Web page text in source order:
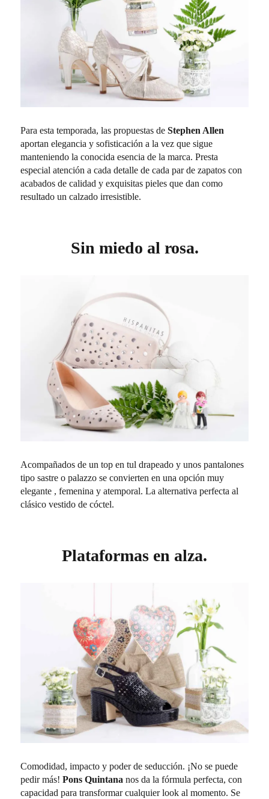
Para esta temporada, las propuestas deStephen Allen
aportan elegancia y sofisticación a la vez que sigue
manteniendo la conocida esencia de la marca. Presta
especial atención a cada detalle de cada par de zapatos con
acabados de calidad y exquisitas pieles que dan como
resultado un calzado irresistible.
Sin miedo al rosa.
Acompañados de un top en tul drapeado y unos pantalones
tipo sastre o palazzo se convierten en una opción muy
elegante , femenina y atemporal. La alternativa perfecta al
clásico vestido de cóctel.
Plataformas en alza.
Comodidad, impacto y poder de seducción. ¡No se puede
pedir más!Pons Quintana nos da la fórmula perfecta, con
capacidad para transformar cualquier look al momento. Se